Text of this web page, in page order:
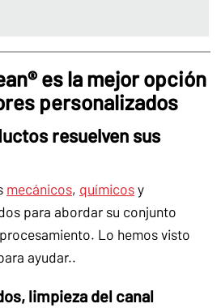
es la mejor opción
personalizados
resuelven sus
mecánicos, químicosy
para abordar su conjunto
Lo hemos visto
ayudar..
limpieza del canal